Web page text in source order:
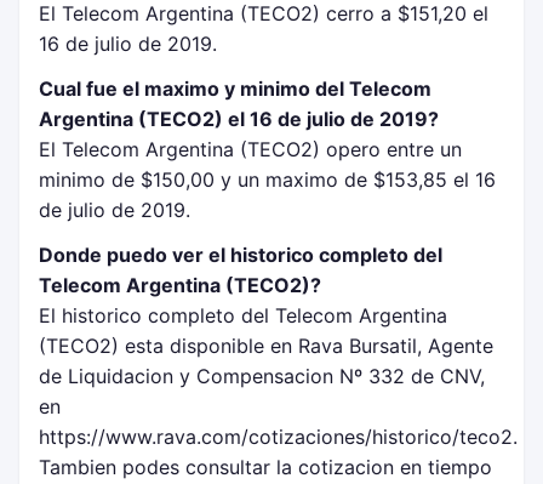
El Telecom Argentina (TECO2) cerro a $151,20 el
16 de julio de 2019.
Cual fue el maximo y minimo del Telecom
Argentina (TECO2) el 16 de julio de 2019?
El Telecom Argentina (TECO2) opero entre un
minimo de $150,00 y un maximo de $153,85 el 16
de julio de 2019.
Donde puedo ver el historico completo del
Telecom Argentina (TECO2)?
El historico completo del Telecom Argentina
(TECO2) esta disponible en Rava Bursatil, Agente
de Liquidacion y Compensacion Nº 332 de CNV,
en
https://www.rava.com/cotizaciones/historico/teco2.
Tambien podes consultar la cotizacion en tiempo